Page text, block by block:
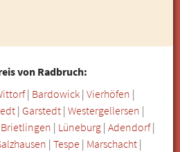
von Radbruch:
| Bardowick | Vierhöfen |
| Garstedt | Westergellersen |
Brietlingen | Lüneburg | Adendorf|
| Tespe | Marschacht |